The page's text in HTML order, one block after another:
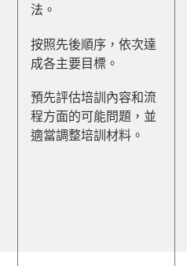
法。
按照先後順序，依次達
成各主要目標。
預先評估培訓內容和流
程方面的可能問題，並
適當調整培訓材料。